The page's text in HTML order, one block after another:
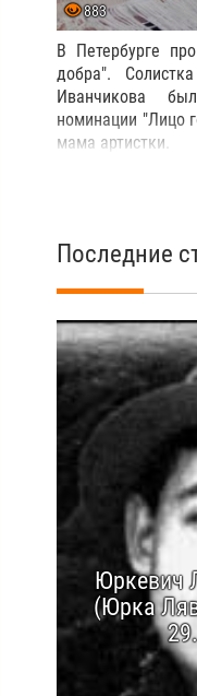
883
В Петербурге
добра".
Иванчикова
номинации "Лицо
мама артистки.
Последние
Юркевич
(Юрка